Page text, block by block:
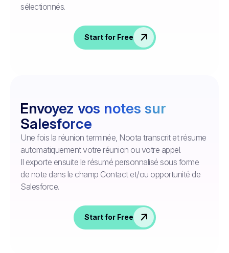
sélectionnés.
Start for Free
Envoyez vos notes sur
Salesforce
Une fois la réunion terminée, Noota transcrit et résume
automatiquement votre réunion ou votre appel.
Il exporte ensuite le résumé personnalisé sous forme
de note dans le champ Contact et/ou opportunité de
Salesforce.
Start for Free